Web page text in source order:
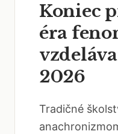
Koniec
éra
2026
Tradičné